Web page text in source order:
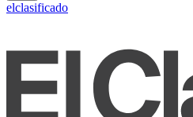
elclasificado